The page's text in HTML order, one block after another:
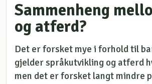
Sammenheng
og atferd?
Det er forsket mye i forhold til
gjelder språkutvikling og atferd
men det er forsket langt mindre